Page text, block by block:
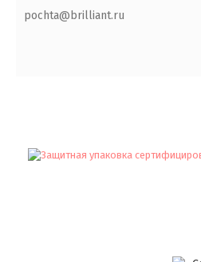
pochta@brilliant.ru